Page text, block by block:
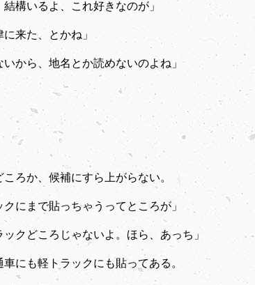
結構いるよ、これ好きなのが」
来た、とかね」
いから、地名とか読めないのよね」
ろか、候補にすら上がらない。
クにまで貼っちゃうってところが」
クどころじゃないよ。ほら、あっち」
にも軽トラックにも貼ってある。